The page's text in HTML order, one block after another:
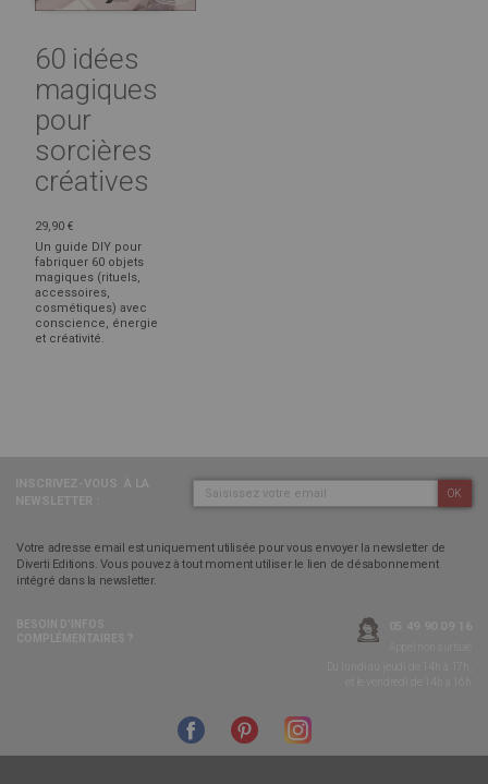
60 idées
magiques
pour
sorcières
créatives
29,90 €
Un guide DIY pour
fabriquer 60 objets
magiques (rituels,
accessoires,
cosmétiques) avec
conscience, énergie
et créativité.
OK
Votre adresse email est uniquement utilisée pour vous envoyer la newsletter de
Diverti Editions. Vous pouvez à tout moment utiliser le lien de désabonnement
intégré dans la newsletter.